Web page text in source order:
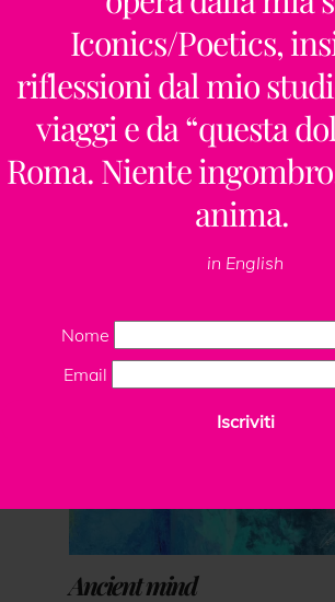
Iconics/Poetics,
riflessioni dal mio
viaggi e da “questa
Roma. Niente
anima.
in English
Nome
Email
Iscriviti
Psyche Receives News
Ancient mind